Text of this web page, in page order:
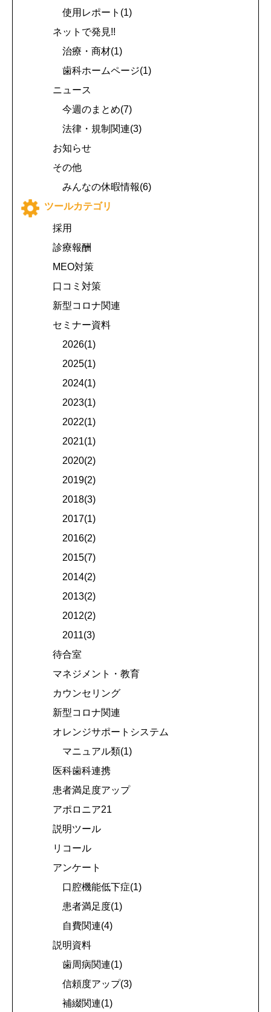
使用レポート(1)
ネットで発見!!
治療・商材(1)
歯科ホームページ(1)
ニュース
今週のまとめ(7)
法律・規制関連(3)
お知らせ
その他
みんなの休暇情報(6)
ツールカテゴリ
採用
診療報酬
MEO対策
口コミ対策
新型コロナ関連
セミナー資料
2026(1)
2025(1)
2024(1)
2023(1)
2022(1)
2021(1)
2020(2)
2019(2)
2018(3)
2017(1)
2016(2)
2015(7)
2014(2)
2013(2)
2012(2)
2011(3)
待合室
マネジメント・教育
カウンセリング
新型コロナ関連
オレンジサポートシステム
マニュアル類(1)
医科歯科連携
患者満足度アップ
アポロニア21
説明ツール
リコール
アンケート
口腔機能低下症(1)
患者満足度(1)
自費関連(4)
説明資料
歯周病関連(1)
信頼度アップ(3)
補綴関連(1)